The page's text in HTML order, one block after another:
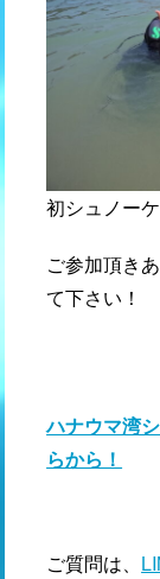
初シュノー
ご参加頂き
て下さい！
ハナウマ湾
らから！
ご質問は、